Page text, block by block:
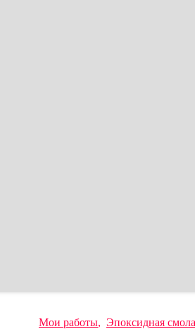
Мои работы, Эпоксидная смола